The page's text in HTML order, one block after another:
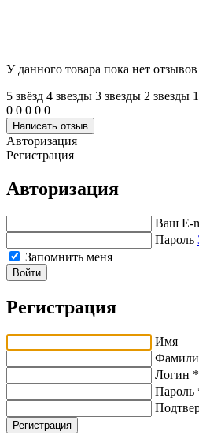
У данного товара пока нет отзывов
5 звёзд 4 звeзды 3 звeзды 2 звeзды
0 0 0 0 0
Написать отзыв
Авторизация
Регистрация
Авторизация
Ваш E-
Пароль
Запомнить меня
Войти
Регистрация
Имя
Логин *
Пароль